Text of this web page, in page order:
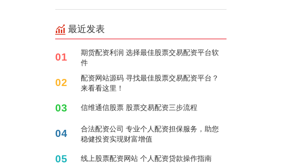
最近发表
01
期货配资利润 选择最佳股票交易配资平台软
件
02
配资网站源码 寻找最佳股票交易配资平台？
来看看这里！
03 信维通信股票 股票交易配资三步流程
04
合法配资公司 专业个人配资担保服务，助您
稳健投资实现财富增值
05 线上股票配资网站 个人配资贷款操作指南